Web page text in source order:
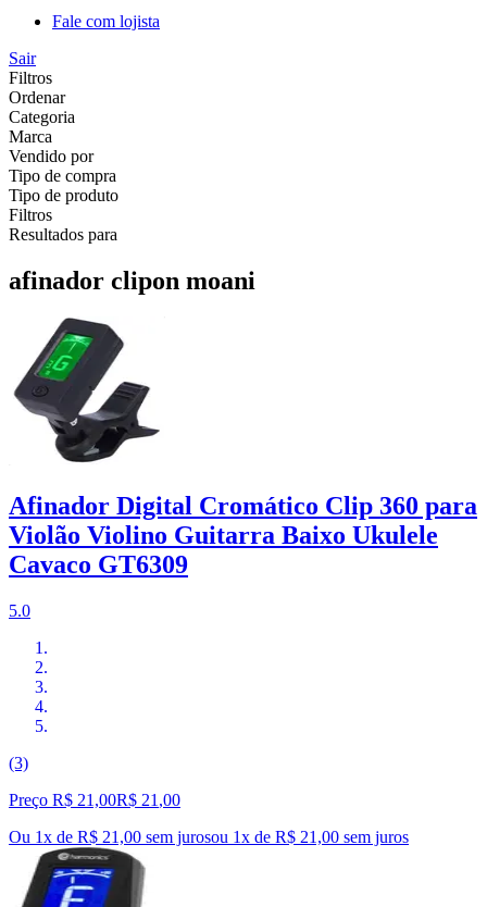
Fale com lojista
Sair
Filtros
Ordenar
Categoria
Marca
Vendido por
Tipo de compra
Tipo de produto
Filtros
Resultados para
afinador clipon moani
Afinador Digital Cromático Clip 360 para
Violão Violino Guitarra Baixo Ukulele
Cavaco GT6309
5.0
(3)
Preço R$ 21,00R$ 21 ,00
Ou 1x de R$ 21,00 sem jurosou 1x de R$ 21,00 sem juros